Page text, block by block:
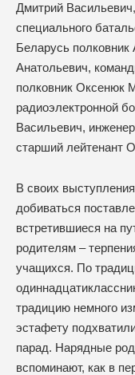
Дмитрий
специального
Беларусь
Анатольевич,
полковник Оксенюк
радиоэлектронной
Васильевич,
старший лейтенант
В своих
добиваться
встретившиеся на
родителям –
учащихся. По
традицию немного
эстафету
парад. Нарядные
вспоминают, как в